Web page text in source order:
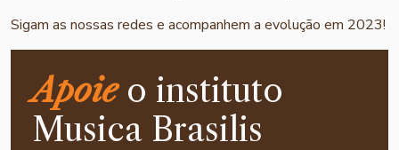
Sigam as nossas redes e acompanhem a evolução em 2023!
Apoieo instituto
Musica Brasilis